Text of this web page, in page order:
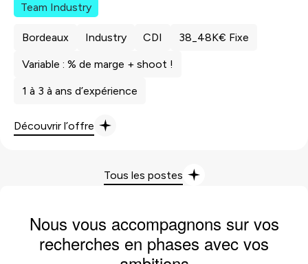
Team Industry
Bordeaux Industry CDI 38_48K€ Fixe
Variable : % de marge + shoot !
1 à 3 à ans d’expérience
Découvrir l’offre
Tous les postes
Nous vous accompagnons sur vos
recherches en phases avec vos